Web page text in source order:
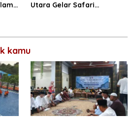
Utara Gelar Safari
kamu